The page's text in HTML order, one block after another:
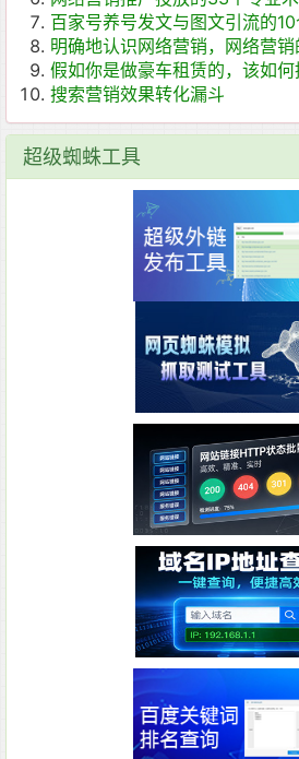
百家号养号发文与图文引流的
明确地认识网络营销，网络营
假如你是做豪车租赁的，该如何
搜索营销效果转化漏斗
超级蜘蛛工具